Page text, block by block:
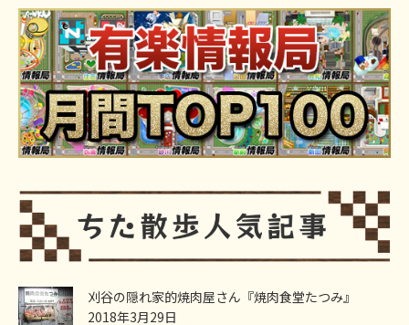
刈谷の隠れ家的焼肉屋さん『焼肉食堂たつみ』
2018年3月29日